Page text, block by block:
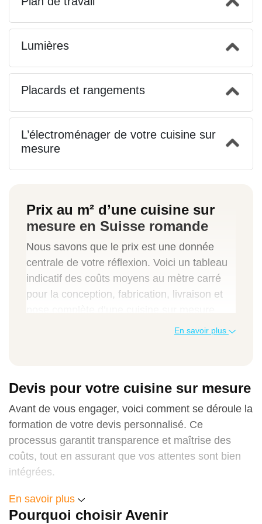
Lumières
Placards et rangements
L’électroménager de votre cuisine sur
mesure
Prix au m² d’une cuisine sur
mesure en Suisse romande
Nous savons que le prix est une donnée
centrale de votre réflexion. Voici un tableau
indicatif des coûts moyens au mètre carré
pour la conception, fabrication, livraison et
Ces prix incluent la TVA suisse et les
Description sommaire
En savoir plus
Devis pour votre cuisine sur mesure
Avant de vous engager, voici comment se déroule la
formation de votre devis personnalisé. Ce
processus garantit transparence et maîtrise des
coûts, tout en assurant que vos attentes sont bien
intégrées.
Demande initiale de devis
Vous nous contactez via formulaire en ligne,
En savoir plus
Pourquoi choisir Avenir